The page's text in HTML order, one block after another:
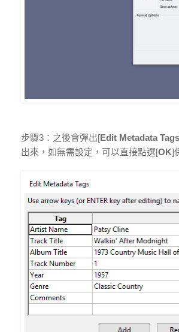
步驟3：之後會彈出[Edit Metadata Tags
出來，如無需設定，可以直接點選[OK]